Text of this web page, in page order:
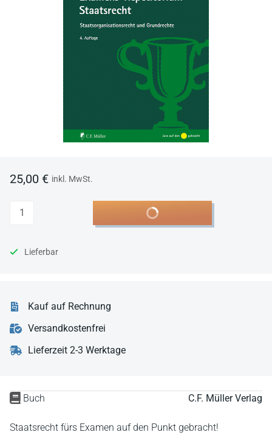
Buch C.F. Müller Verlag
Staatsrecht fürs Examen auf den Punkt gebracht!
25,00 € inkl. MwSt.
Anzahl In den Warenkorb
Lieferbar
Kauf auf Rechnung
Versandkostenfrei
Lieferzeit 2-3 Werktage